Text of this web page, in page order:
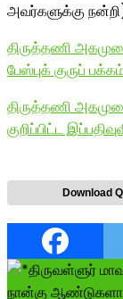
அவர்களுக்கு
திருத்தணி
பேஸ்புக் குருப்
திருத்தணி
குறிப்பிட்ட
Download